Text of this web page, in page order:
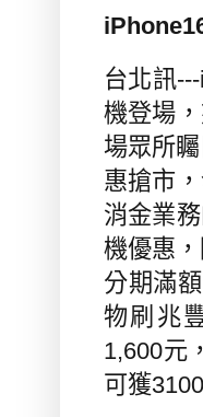
台北訊
機登場
場眾所
惠搶市
消金業
機優惠
分期滿
物刷兆
1,600元
可獲3100